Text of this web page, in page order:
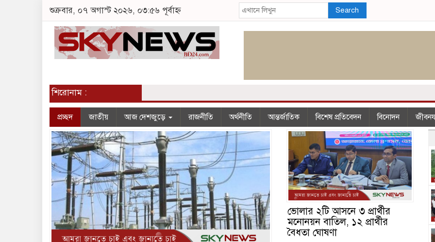
শুক্রবার, ০৭ অগাস্ট ২০২৬, ০৩:৫৬ পূর্বাহ্ন Search
শিরোনাম :
প্রচ্ছদ জাতীয় আজ দেশজুড়ে রাজনীতি অর্থনীতি আন্তর্জাতিক বিশেষ প্রতিবেদন বিনোদন
ভোলার ২টি আসনে ৩ প্রার্থীর
মনোনয়ন বাতিল, ১২ প্রার্থীর
বৈধতা ঘোষণা